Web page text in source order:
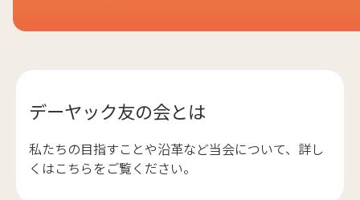
デーヤック友の会とは
私たちの目指すことや沿革など当会について、詳し
くはこちらをご覧ください。